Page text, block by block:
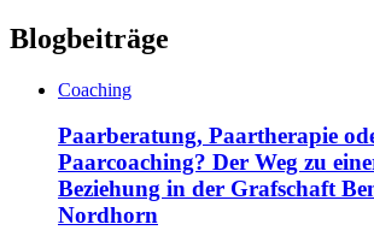
Blogbeiträge
Coaching
Paarberatung, Paartherapie
Paarcoaching? Der Weg zu
Beziehung in der Grafschaft
Nordhorn